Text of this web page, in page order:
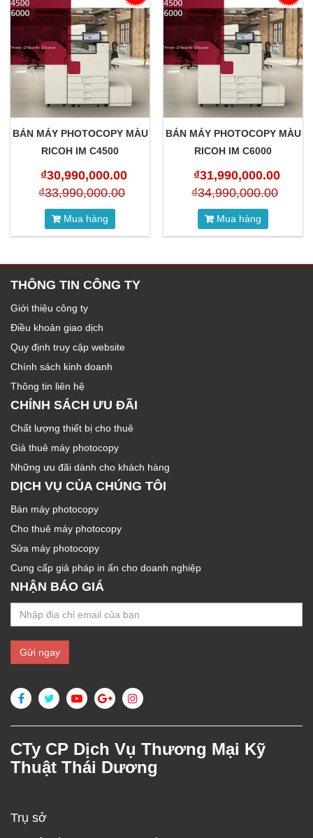
BÁN MÁY PHOTOCOPY MÀU
RICOH IM C4500
₫30,990,000.00
₫33,990,000.00
Mua hàng
BÁN MÁY PHOTOCOPY MÀU
RICOH IM C6000
₫31,990,000.00
₫34,990,000.00
Mua hàng
THÔNG TIN CÔNG TY
Giới thiệu công ty
Điều khoản giao dịch
Quy định truy cập website
Chính sách kinh doanh
Thông tin liên hệ
CHÍNH SÁCH ƯU ĐÃI
Chất lượng thiết bị cho thuê
Giá thuê máy photocopy
Những ưu đãi dành cho khách hàng
DỊCH VỤ CỦA CHÚNG TÔI
Bán máy photocopy
Cho thuê máy photocopy
Sửa máy photocopy
Cung cấp giả pháp in ấn cho doanh nghiệp
NHẬN BÁO GIÁ
CTy CP Dịch Vụ Thương Mại Kỹ
Thuật Thái Dương
Trụ sở